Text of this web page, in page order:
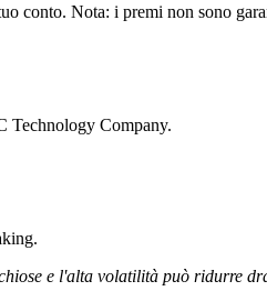
conto. Nota: i premi non sono
Technology Company.
e l'alta volatilità può ridurre